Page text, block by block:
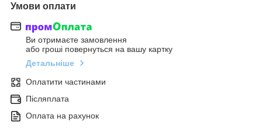
Умови оплати
Ви отримаєте замовлення
або гроші повернуться на вашу картку
Детальніше
Оплатити частинами
Післяплата
Оплата на рахунок